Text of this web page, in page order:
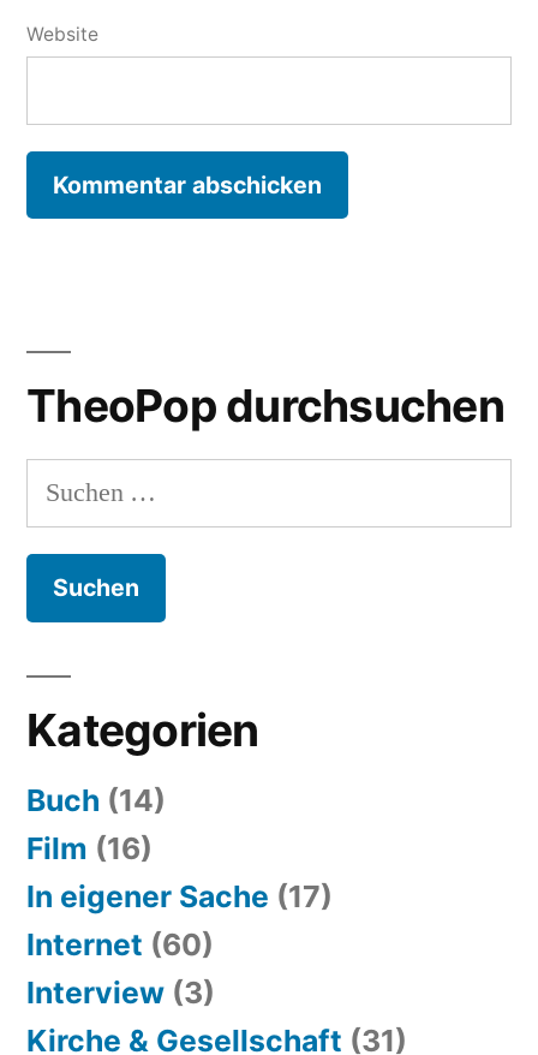
Website
TheoPop durchsuchen
Suchen
nach:
Kategorien
Buch (14)
Film (16)
In eigener Sache (17)
Internet (60)
Interview (3)
Kirche & Gesellschaft (31)